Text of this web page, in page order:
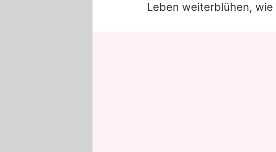
Leben weiterblühen, wie